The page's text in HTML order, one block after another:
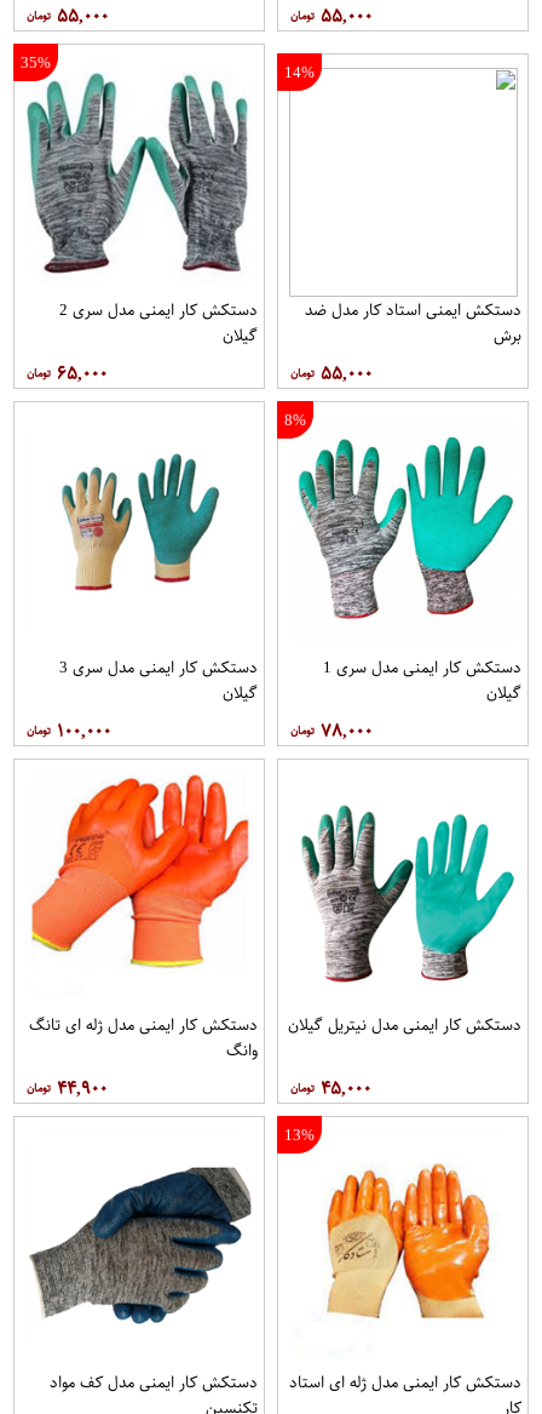
۵۵,۰۰۰ ۵۵,۰۰۰
14%
دستکش ایمنی استاد کار مدل ضد
برش
۵۵,۰۰۰
35%
دستکش کار ایمنی مدل سری 2
گیلان
۶۵,۰۰۰
8%
دستکش کار ایمنی مدل سری 1
گیلان
۷۸,۰۰۰
دستکش کار ایمنی مدل سری 3
گیلان
۱۰۰,۰۰۰
دستکش کار ایمنی مدل نیتریل گیلان
۴۵,۰۰۰
دستکش کار ایمنی مدل ژله ای تانگ
وانگ
۴۴,۹۰۰
13%
دستکش کار ایمنی مدل ژله ای استاد
کار
دستکش کار ایمنی مدل کف مواد
تکنسین